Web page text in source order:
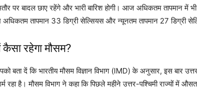
पर बादल छाए रहेंगे और भारी बारिश होगी। आज अधिकतम तापमान में
तापमान 33 डिग्री सेल्सियस और न्यूनतम तापमान 27 डिग्री
कैसा रहेगा मौसम?
दें कि भारतीय मौसम विज्ञान विभाग (IMD) के अनुसार, इस बार
रहा है। मौसम विभाग ने कहा कि पिछले महीने उत्तर-पश्चिमी राज्यों में